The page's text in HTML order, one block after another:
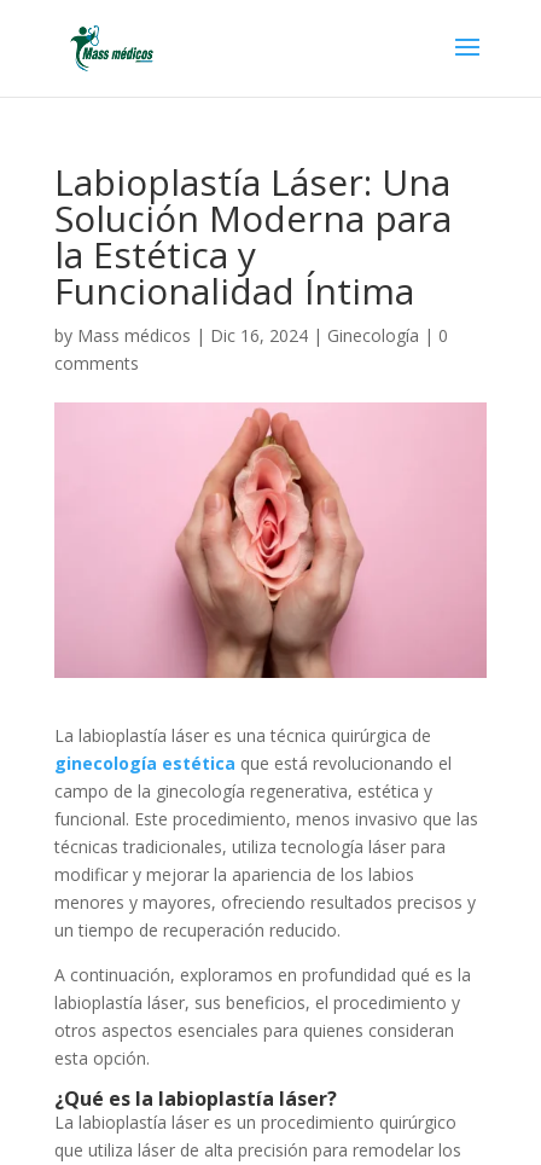
Labioplastía Láser: Una
Solución Moderna para
la Estética y
Funcionalidad Íntima
by Mass médicos | Dic 16, 2024| Ginecología | 0
comments
La labioplastía láser es una técnica quirúrgica de
ginecología estética que está revolucionando el
campo de la ginecología regenerativa, estética y
funcional. Este procedimiento, menos invasivo que las
técnicas tradicionales, utiliza tecnología láser para
modificar y mejorar la apariencia de los labios
menores y mayores, ofreciendo resultados precisos y
un tiempo de recuperación reducido.
A continuación, exploramos en profundidad qué es la
labioplastía láser, sus beneficios, el procedimiento y
otros aspectos esenciales para quienes consideran
esta opción.
¿Qué es la labioplastía láser?
La labioplastía láser es un procedimiento quirúrgico
que utiliza láser de alta precisión para remodelar los